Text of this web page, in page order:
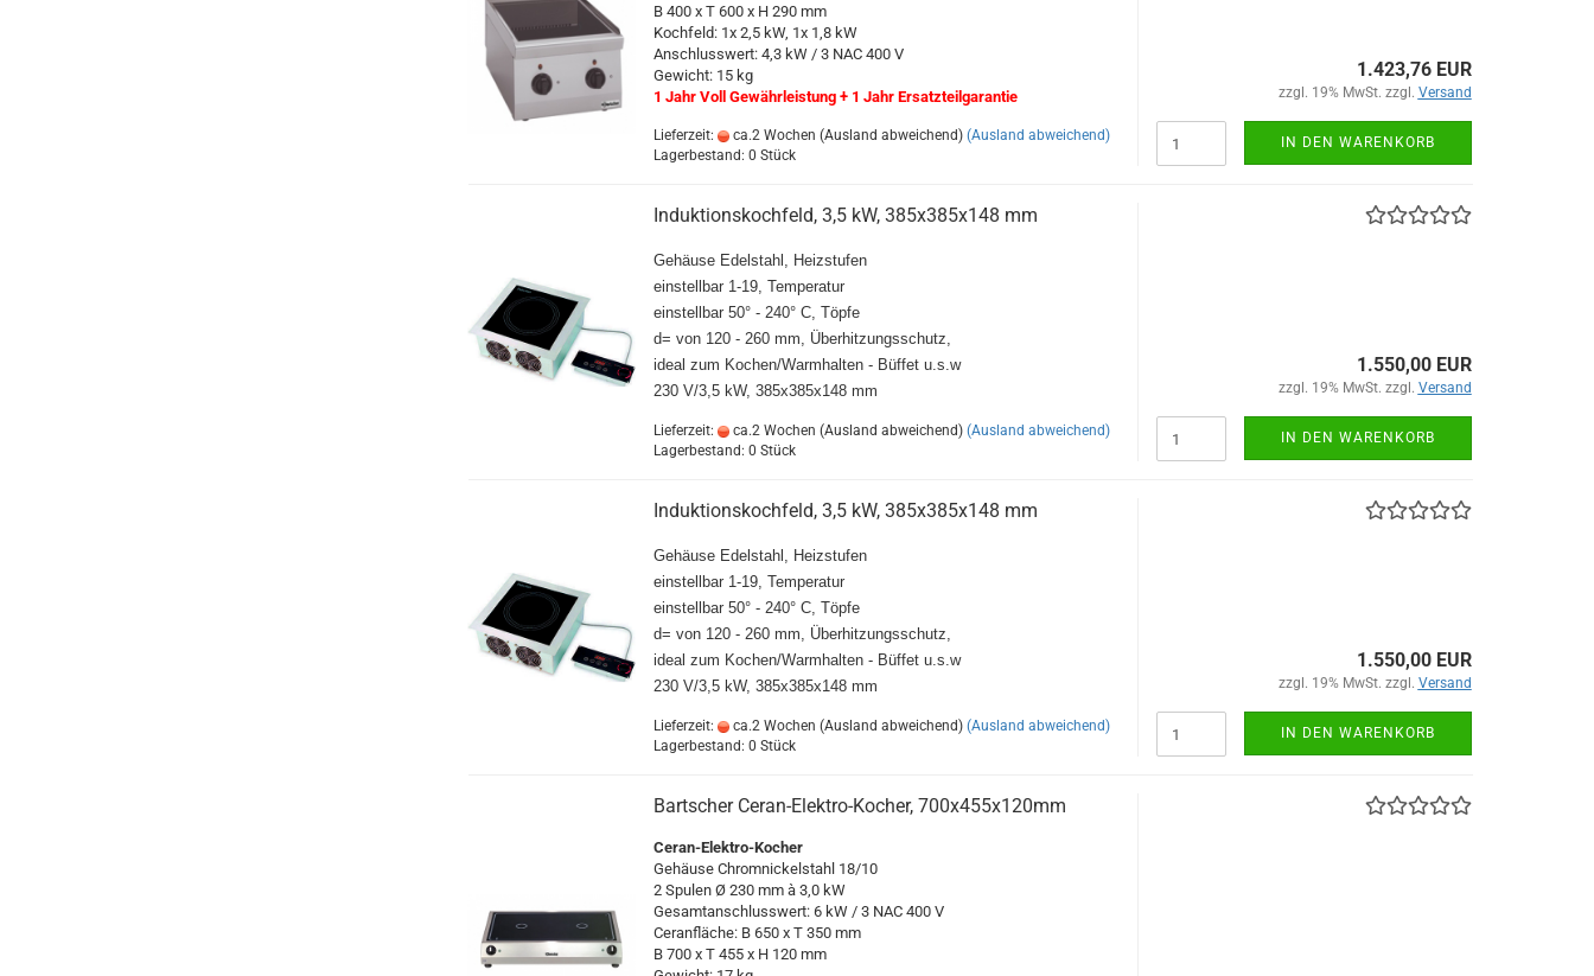
B 400 x T 600 x H 290 mm
Kochfeld: 1x 2,5 kW, 1x 1,8 kW
Anschlusswert: 4,3 kW / 3 NAC 400 V
Gewicht: 15 kg
1 Jahr Voll Gewährleistung + 1 Jahr Ersatzteilgarantie
Lieferzeit: ca.2 Wochen (Ausland abweichend) (Ausland abweichend)
Lagerbestand: 0 Stück
1.423,76 EUR
zzgl. 19% MwSt. zzgl. Versand
IN DEN WARENKORB
Induktionskochfeld, 3,5 kW, 385x385x148 mm
Gehäuse Edelstahl, Heizstufen
einstellbar 1-19, Temperatur
einstellbar 50° - 240° C, Töpfe
d= von 120 - 260 mm, Überhitzungsschutz,
ideal zum Kochen/Warmhalten - Büffet u.s.w
230 V/3,5 kW, 385x385x148 mm
Lieferzeit: ca.2 Wochen (Ausland abweichend) (Ausland abweichend)
Lagerbestand: 0 Stück
1.550,00 EUR
zzgl. 19% MwSt. zzgl. Versand
IN DEN WARENKORB
Induktionskochfeld, 3,5 kW, 385x385x148 mm
Gehäuse Edelstahl, Heizstufen
einstellbar 1-19, Temperatur
einstellbar 50° - 240° C, Töpfe
d= von 120 - 260 mm, Überhitzungsschutz,
ideal zum Kochen/Warmhalten - Büffet u.s.w
230 V/3,5 kW, 385x385x148 mm
Lieferzeit: ca.2 Wochen (Ausland abweichend) (Ausland abweichend)
Lagerbestand: 0 Stück
1.550,00 EUR
zzgl. 19% MwSt. zzgl. Versand
IN DEN WARENKORB
Bartscher Ceran-Elektro-Kocher, 700x455x120mm
Ceran-Elektro-Kocher
Gehäuse Chromnickelstahl 18/10
2 Spulen Ø 230 mm à 3,0 kW
Gesamtanschlusswert: 6 kW / 3 NAC 400 V
Ceranfläche: B 650 x T 350 mm
B 700 x T 455 x H 120 mm